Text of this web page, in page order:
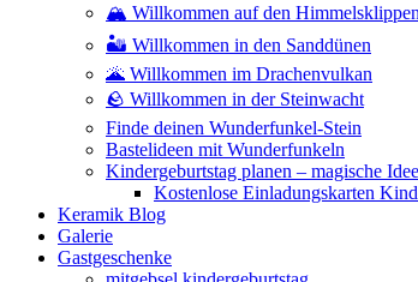
🏔️ Willkommen auf den
🏜️ Willkommen in den Sanddünen
🌋 Willkommen im Drachenvulkan
🪨 Willkommen in der Steinwacht
Finde deinen Wunderfunkel-Stein
Bastelideen mit Wunderfunkeln
Kindergeburtstag planen – magische
Kostenlose Einladungskarten
Keramik Blog
Galerie
Gastgeschenke